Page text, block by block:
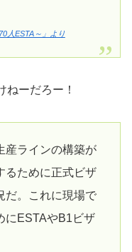
人ESTA～」より
ねーだろー！
産ラインの構築が
るために正式ビザ
だ。これに現場で
にESTAやB1ビザ